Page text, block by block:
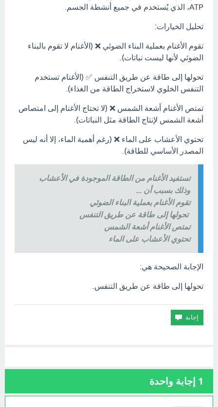
ATP، الذي يُستخدم في جميع أنشطة الجسم.
تحليل الخيارات:
تقوم الأغنام بعملية البناء الضوئي ❌ (الأغنام لا تقوم بالبناء
الضوئي لأنها ليست نباتات).
تحولها إلى طاقة عن طريق التنفس ✅ (الأغنام تستخدم
التنفس الخلوي لاستخراج الطاقة من الغذاء).
تمتص الأغنام أشعة الشمس ❌ (لا تحتاج الأغنام إلى امتصاص
أشعة الشمس لإنتاج الطاقة مثل النباتات).
تحتوي الأعشاب على الماء ❌ (رغم أهمية الماء، إلا أنه ليس
المصدر الأساسي للطاقة).
تستفيد الأغنام من الطاقة الموجودة في الأعشاب
وذلك بسبب أن ...
تقوم الأغنام بعملية البناء الضوئي
تحولها إلى طاقة عن طريق التنفس
تمتص الأغنام أشعة الشمس
تحتوي الأعشاب على الماء
الإجابة الصحيحة هي:
تحولها إلى طاقة عن طريق التنفس.
1 إجابة واحدة